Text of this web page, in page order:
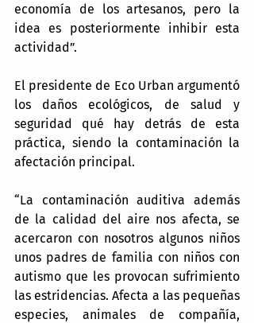
economía de los artesanos, pero la
idea es posteriormente inhibir esta
actividad”.
El presidente de Eco Urban argumentó
los daños ecológicos, de salud y
seguridad qué hay detrás de esta
práctica, siendo la contaminación la
afectación principal.
“La contaminación auditiva además
de la calidad del aire nos afecta, se
acercaron con nosotros algunos niños
unos padres de familia con niños con
autismo que les provocan sufrimiento
las estridencias. Afecta a las pequeñas
especies, animales de compañía,